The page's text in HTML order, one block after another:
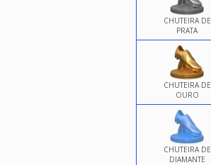
CHUTEIRA DE
PRATA
CHUTEIRA DE
OURO
CHUTEIRA DE
DIAMANTE